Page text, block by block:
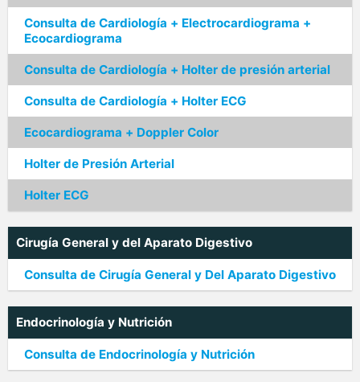
Consulta de Cardiología + Electrocardiograma +
Ecocardiograma
Consulta de Cardiología + Holter de presión arterial
Consulta de Cardiología + Holter ECG
Ecocardiograma + Doppler Color
Holter de Presión Arterial
Holter ECG
Cirugía General y del Aparato Digestivo
Consulta de Cirugía General y Del Aparato Digestivo
Endocrinología y Nutrición
Consulta de Endocrinología y Nutrición